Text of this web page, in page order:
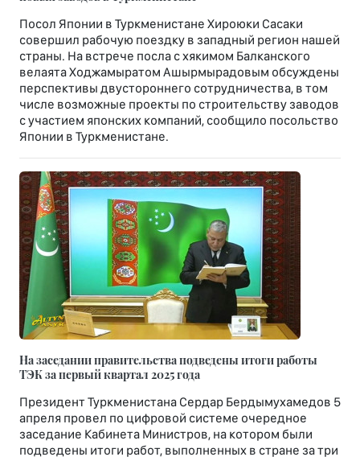
Посол Японии в Туркменистане Хироюки Сасаки
совершил рабочую поездку в западный регион нашей
страны. На встрече посла с хякимом Балканского
велаята Ходжамыратом Ашырмырадовым обсуждены
перспективы двустороннего сотрудничества, в том
числе возможные проекты по строительству заводов
с участием японских компаний, сообщило посольство
Японии в Туркменистане.
На заседании правительства подведены итоги работы
ТЭК за первый квартал 2025 года
Президент Туркменистана Сердар Бердымухамедов 5
апреля провел по цифровой системе очередное
заседание Кабинета Министров, на котором были
подведены итоги работ, выполненных в стране за три